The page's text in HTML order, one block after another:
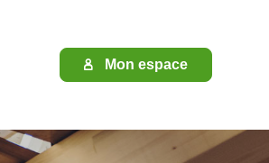
Mon espace
(NOUS CONTACTER)